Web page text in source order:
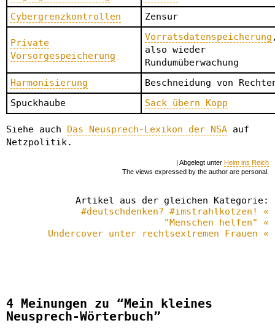
Cybergrenzkontrollen
Zensur
Private
Vorsorgespeicherung
Vorratsdatenspeicherung
also wieder
Rundumüberwachung
Harmonisierung
Beschneidung von
Spuckhaube
Sack übern Kopp
Siehe auch Das Neusprech-Lexikon der NSA auf
Netzpolitik.
| Abgelegt unter Heim ins Reich
The views expressed by the author are personal.
Artikel aus der gleichen Kategorie:
#deutschdenken? #imstrahlkotzen! «
"Menschen helfen" «
Undercover unter rechtsextremen Frauen «
4 Meinungen zu “Mein kleines
Neusprech-Wörterbuch”